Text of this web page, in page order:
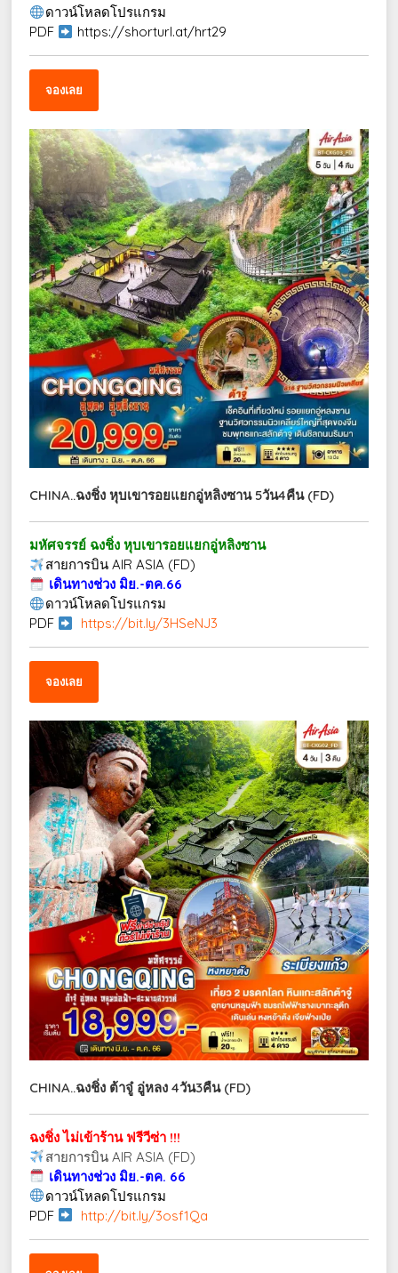
ดาวน์โหลดโปรแกรม
PDF
https://shorturl.at/hrt29
จองเลย
CHINA..ฉงชิ่ง หุบเขารอยแยกอู่หลิงซาน 5วัน4คืน (FD)
มหัศจรรย์ ฉงชิ่ง หุบเขารอยแยกอู่หลิงซาน
สายการบิน AIR ASIA (FD)
เดินทางช่วง มิย.-ตค.66
ดาวน์โหลดโปรแกรม
PDF
https://bit.ly/3HSeNJ3
จองเลย
CHINA..ฉงชิ่ง ต้าจู๋ อู่หลง 4วัน3คืน (FD)
ฉงชิ่ง ไม่เข้าร้าน ฟรีวีซ่า !!!
สายการบิน AIR ASIA (FD)
เดินทางช่วง มิย.-ตค. 66
ดาวน์โหลดโปรแกรม
PDF
http://bit.ly/3osf1Qa